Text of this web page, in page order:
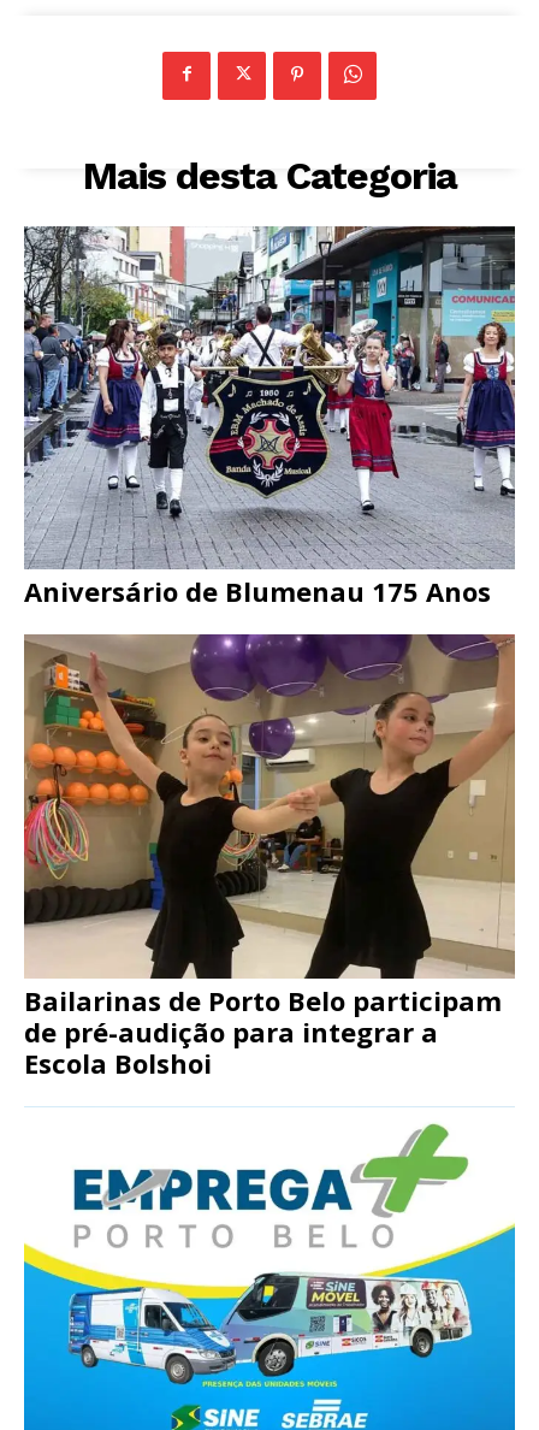
Mais desta Categoria
Aniversário de Blumenau 175 Anos
Bailarinas de Porto Belo participam
de pré-audição para integrar a
Escola Bolshoi